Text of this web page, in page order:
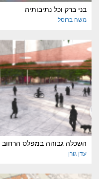
בני ברק וכל נתיבותיה
משה ברוסל
השכלה גבוהה במפלס הרחוב
עדן גורן